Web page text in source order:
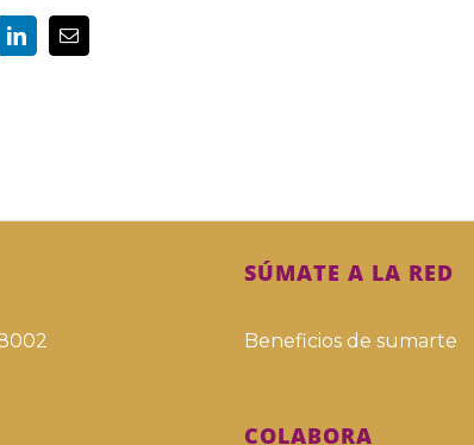
SÚMATE A LA RED
Beneficios de sumarte
COLABORA